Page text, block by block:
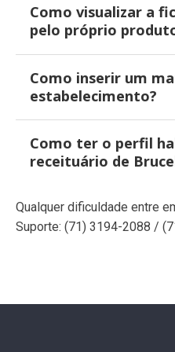
Como visualizar a
pelo próprio
Como inserir um
estabelecimento?
Como ter o perfil
receituário de
Qualquer dificuldade entre
Suporte: (71) 3194-2088 /